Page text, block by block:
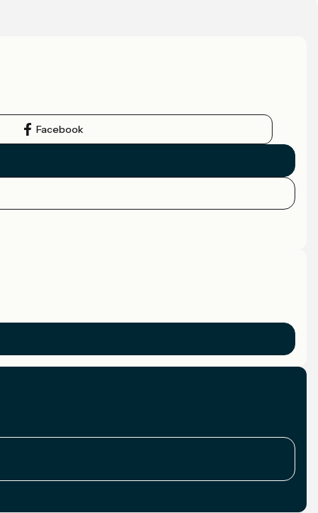
Facebook